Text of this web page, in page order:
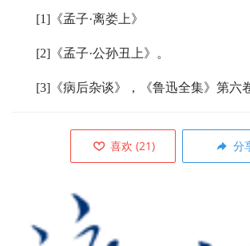
[1]《孟子·离娄上》
[2]《孟子·公孙丑上》。
[3]《病后杂谈》，《鲁迅全集》第六
喜欢 (21) 分